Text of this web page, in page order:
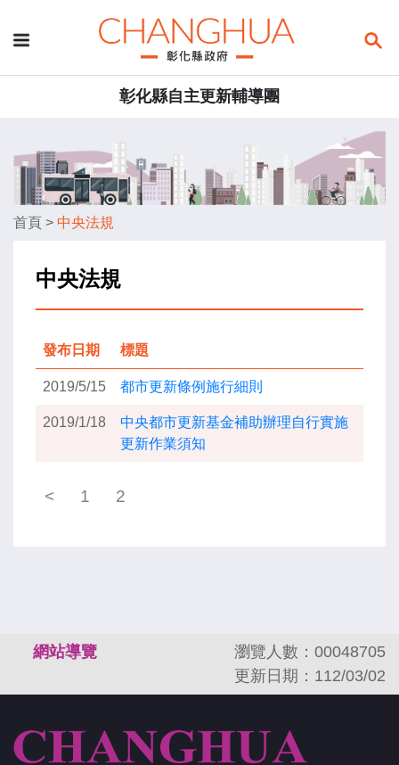
彰化縣自主更新輔導團
首頁 > 中央法規
中央法規
發布日期 標題
2019/5/15 都市更新條例施行細則
2019/1/18
中央都市更新基金補助辦理自行實施
更新作業須知
< 1 2
網站導覽
瀏覽人數：00048705
更新日期：112/03/02